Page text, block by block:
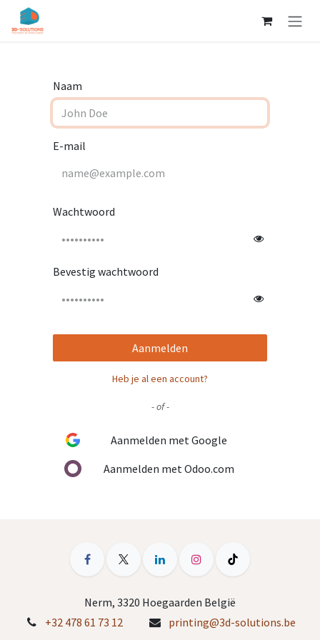
Overslaan naar inhoud
Naam
E-mail
Wachtwoord
Bevestig wachtwoord
Aanmelden
Heb je al een account?
- of -
Aanmelden met Google
Aanmelden met Odoo.com
Nerm, 3320 Hoegaarden België
+32 478 61 73 12
printing@3d-solutions.be